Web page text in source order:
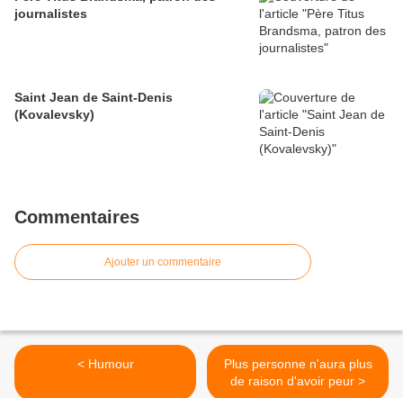
journalistes
Saint Jean de Saint-Denis
(Kovalevsky)
Commentaires
Ajouter un commentaire
< Humour
Plus personne n'aura plus
de raison d'avoir peur >